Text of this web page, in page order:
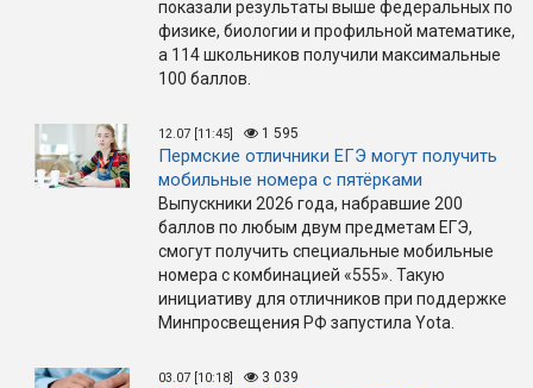
показали результаты выше федеральных по
физике, биологии и профильной математике,
а 114 школьников получили максимальные
100 баллов.
12.07 [11:45] 1 595
Пермские отличники ЕГЭ могут получить
мобильные номера с пятёрками
Выпускники 2026 года, набравшие 200
баллов по любым двум предметам ЕГЭ,
смогут получить специальные мобильные
номера с комбинацией «555». Такую
инициативу для отличников при поддержке
Минпросвещения РФ запустила Yota.
03.07 [10:18] 3 039